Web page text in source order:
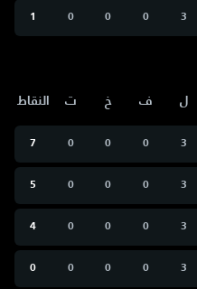
3
0
0
0
1
ل ف خ ت النقاط
3
0
0
0
7
3
0
0
0
5
3
0
0
0
4
3
0
0
0
0